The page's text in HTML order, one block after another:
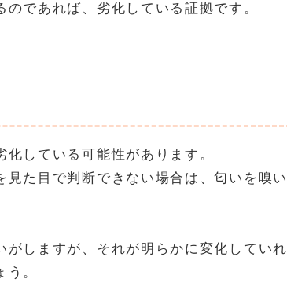
であれば、劣化している証拠です。
化している可能性があります。
た目で判断できない場合は、匂いを嗅い
がしますが、それが明らかに変化していれ
。